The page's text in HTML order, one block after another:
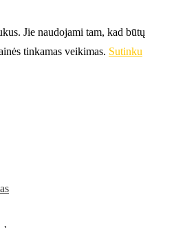
Jie naudojami tam, kad būtų
tinkamas veikimas. Sutinku